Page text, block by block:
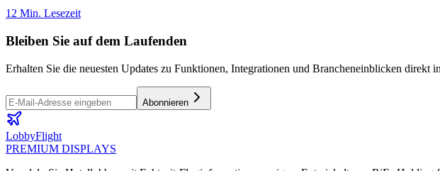
12 Min. Lesezeit
Bleiben Sie auf dem Laufenden
Erhalten Sie die neuesten Updates zu Funktionen, Integrationen und Brancheneinblicken direkt
Abonnieren
LobbyFlight
PREMIUM DISPLAYS